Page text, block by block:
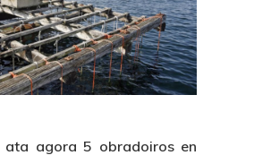
ata agora 5 obradoiros en